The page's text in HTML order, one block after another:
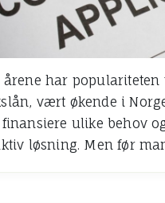
årene har
vært økende i
ulike behov
løsning. Men før